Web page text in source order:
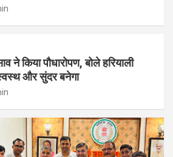
ने किया पौधारोपण, बोले हरियाली
स्वस्थ और सुंदर बनेगा